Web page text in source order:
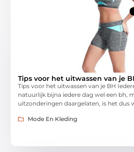
Tips voor het uitwassen van je
Tips voor het uitwassen van je BH
natuurlijk bijna iedere dag wel een bh,
uitzonderingen daargelaten, is het dus
Mode En Kleding